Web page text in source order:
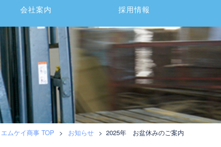
会社案内 採用情報
エムケイ商事 TOP > お知らせ > 2025年 お盆休みのご案内